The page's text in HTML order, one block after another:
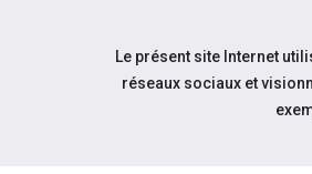
Aller au contenu
Le présent site Internet
réseaux sociaux et